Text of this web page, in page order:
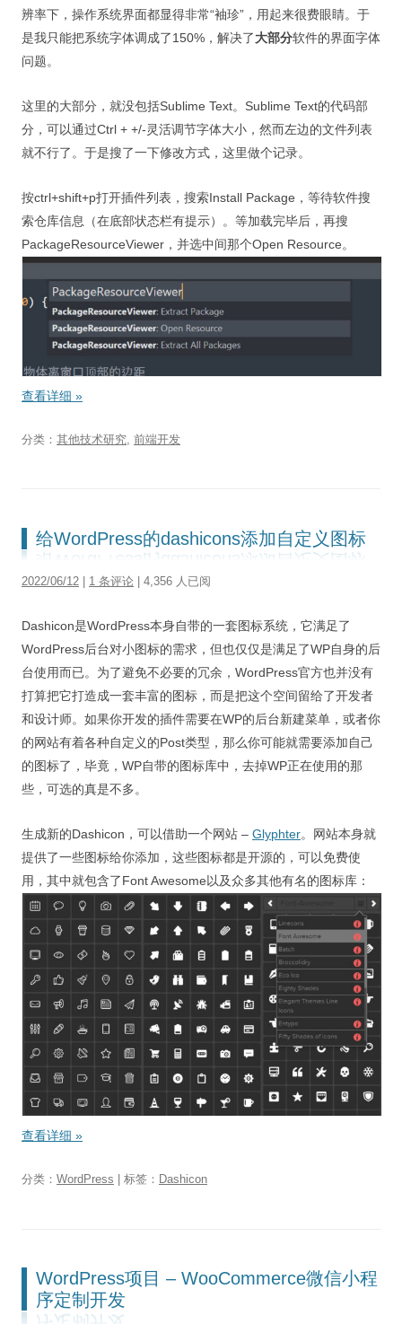
辨率下，操作系统界面都显得非常“袖珍”，用起来很费眼睛。于
是我只能把系统字体调成了150%，解决了大部分软件的界面字体
问题。
这里的大部分，就没包括Sublime Text。Sublime Text的代码部
分，可以通过Ctrl + +/-灵活调节字体大小，然而左边的文件列表
就不行了。于是搜了一下修改方式，这里做个记录。
按ctrl+shift+p打开插件列表，搜索Install Package，等待软件搜
索仓库信息（在底部状态栏有提示）。等加载完毕后，再搜
PackageResourceViewer，并选中间那个Open Resource。
查看详细 »
分类： 其他技术研究 前端开发
给WordPress的dashicons添加自定义图标
2022/06/12 1 条评论 | 4,356 人已阅
Dashicon是WordPress本身自带的一套图标系统，它满足了
WordPress后台对小图标的需求，但也仅仅是满足了WP自身的后
台使用而已。为了避免不必要的冗余，WordPress官方也并没有
打算把它打造成一套丰富的图标，而是把这个空间留给了开发者
和设计师。如果你开发的插件需要在WP的后台新建菜单，或者你
的网站有着各种自定义的Post类型，那么你可能就需要添加自己
的图标了，毕竟，WP自带的图标库中，去掉WP正在使用的那
些，可选的真是不多。
生成新的Dashicon，可以借助一个网站 – Glyphter。网站本身就
提供了一些图标给你添加，这些图标都是开源的，可以免费使
用，其中就包含了Font Awesome以及众多其他有名的图标库：
查看详细 »
分类： WordPress | 标签： Dashicon
WordPress项目 – WooCommerce微信小程
序定制开发